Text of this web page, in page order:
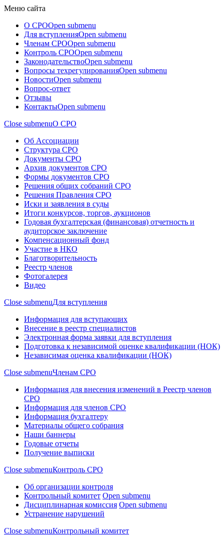
Меню сайта
О СРОOpen submenu
Для вступленияOpen submenu
Членам СРОOpen submenu
Контроль СРОOpen submenu
ЗаконодательствоOpen submenu
Вопросы техрегулированияOpen submenu
НовостиOpen submenu
Вопрос-ответ
Отзывы
КонтактыOpen submenu
Close submenuО СРО
Об Ассоциации
Структура СРО
Документы СРО
Архив документов СРО
Формы документов СРО
Решения общих собраний СРО
Решения Правления СРО
Иски и заявления в суды
Итоги конкурсов, торгов, аукционов
Годовая бухгалтерская (финансовая) отчетность и
аудиторское заключение
Компенсационный фонд
Участие в НКО
Благотворительность
Реестр членов
Фотогалерея
Видео
Close submenuДля вступления
Информация для вступающих
Внесение в реестр специалистов
Электронная форма заявки для вступления
Подготовка к независимой оценке квалификации (НОК)
Независимая оценка квалификации (НОК)
Close submenuЧленам СРО
Информация для внесения изменений в Реестр членов
СРО
Информация для членов СРО
Информация бухгалтеру
Материалы общего собрания
Наши баннеры
Годовые отчеты
Получение выписки
Close submenuКонтроль СРО
Об организации контроля
Контрольный комитет Open submenu
Дисциплинарная комиссия Open submenu
Устранение нарушений
Close submenuКонтрольный комитет